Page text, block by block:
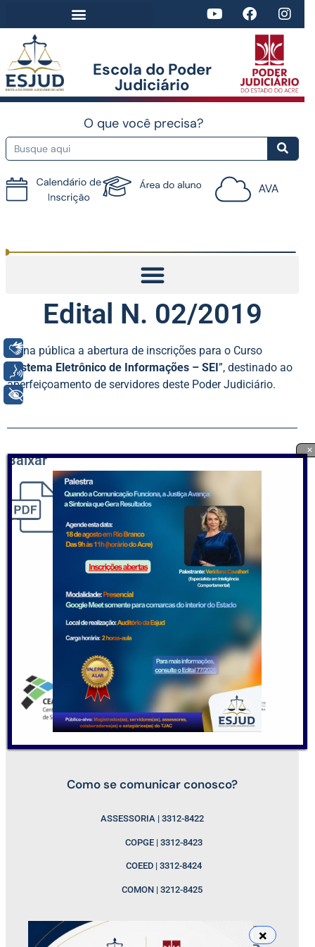
Escola do Poder
Judiciário​
O que você precisa?
Edital N. 02/2019
Torna pública a abertura de inscrições para o Curso
Sistema Eletrônico de Informações – SEI”, destinado ao
aperfeiçoamento de servidores deste Poder Judiciário.
Baixar
Como se comunicar conosco?
ASSESSORIA | 3312-8422
COPGE | 3312-8423
COEED | 3312-8424
COMON | 3212-8425
×
Libras
Voz
+ Acessibilidade